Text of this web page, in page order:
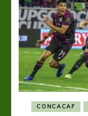
CONCACAF